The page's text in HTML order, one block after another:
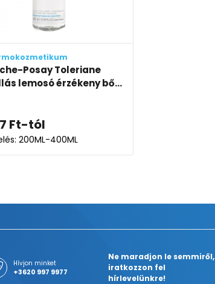
Posay Toleriane
lemosó érzékeny bő...
Ft-tól
200ML-400ML
Hívjon minket
+3620 997 9977
Ne maradjon le semmiről,
iratkozzon fel
hírlevelünkre!